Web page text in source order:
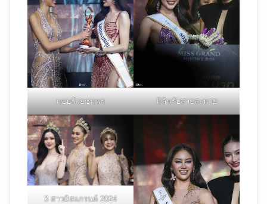
มอบถ้วยชุมพร มิลินรับสายสะพาย
3 สาวมิสแกรนด์ 2024